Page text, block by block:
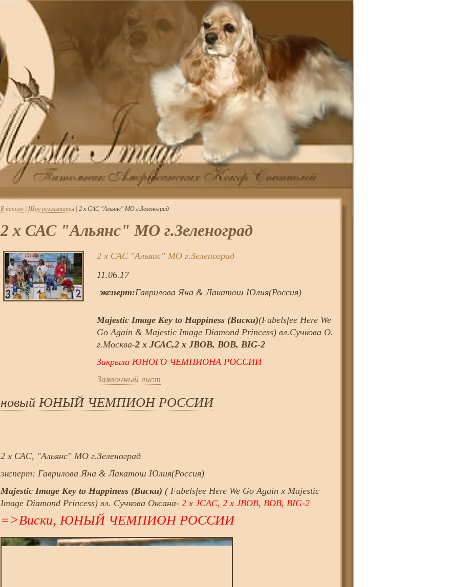
В начало Шоу результаты | 2 х САС "Альянс" МО г.Зеленоград
2 х САС "Альянс" МО г.Зеленоград
2 х САС "Альянс" МО г.Зеленоград
11.06.17
эксперт:Гаврилова Яна & Лакатош Юлия(Россия)
Majestic Image Key to Happiness (Виски)(Fabelsfee Here We
Go Again & Majestic Image Diamond Princess) вл.Сучкова О.
г.Москва-2 х JСАС,2 х JBOB, ВОВ, BIG-2
Закрыла ЮНОГО ЧЕМПИОНА РОССИИ
Заявочный лист
новый ЮНЫЙ ЧЕМПИОН РОССИИ
2 х САС, "Альянс" МО г.Зеленоград
эксперт: Гаврилова Яна & Лакатош Юлия(Россия)
Majestic Image Key to Happiness (Виски) ( Fabelsfee Here We Go Again x Majestic
Image Diamond Princess) вл. Сучкова Оксана- 2 х JCAC, 2 х JBOB, BOB, BIG-2
=>Виски, ЮНЫЙ ЧЕМПИОН РОССИИ